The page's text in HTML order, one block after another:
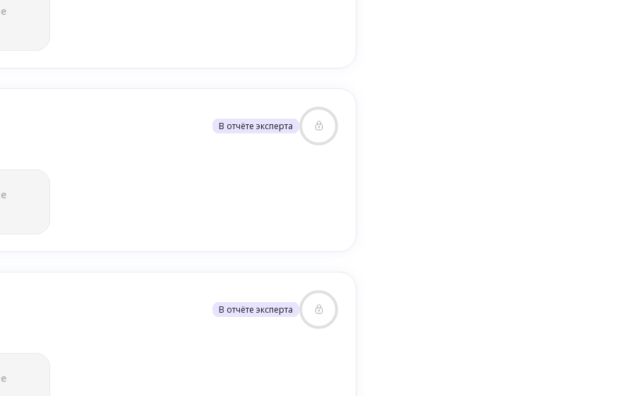
В отчёте эксперта
В отчёте эксперта